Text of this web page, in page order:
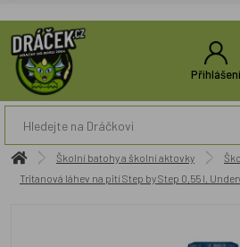
Přihlášení
Školní batohy a školní aktovky
Tritanová láhev na pití Step by Step 0,55 l,